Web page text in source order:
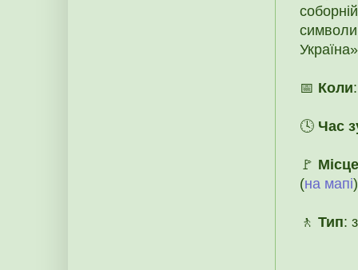
📅 Коли
🕓 Час
🚩
(на мапі)
🚶 Тип: